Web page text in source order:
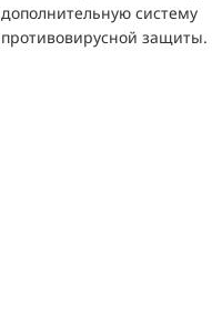
дополнительную систему
противовирусной защиты.